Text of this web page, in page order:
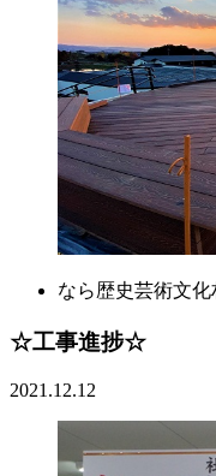
なら歴史芸術文
☆工事進捗☆
2021.12.12